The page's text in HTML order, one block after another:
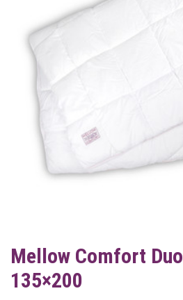
Mellow Comfort
135×200